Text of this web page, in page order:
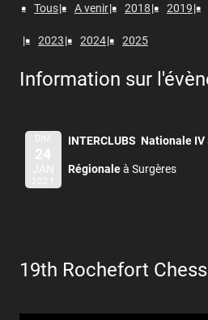
Tous A venir 2018 2019
2023 2024 2025
Information sur
DIM
24
JAN
2021
INTERCLUBS Nationale IV
Régionaleà Surgères
19th Rochefort